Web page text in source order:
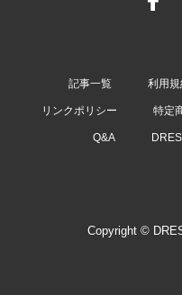
記事一覧 利用
リンクポリシー 特定
Q&A
Copyright ©